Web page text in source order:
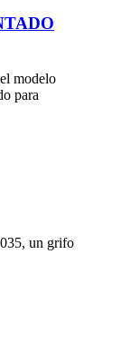
modelo
para
un grifo